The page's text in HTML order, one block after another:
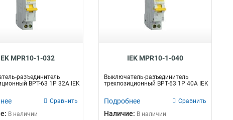
MPR10-1-032
разъединитель
ВРТ-63 1P 32А IEK
Сравнить
В наличии
IEK MPR10-1-040
Выключатель-разъединитель
трехпозиционный ВРТ-63 1P 40А IEK
Подробнее Сравнить
Наличие: В наличии